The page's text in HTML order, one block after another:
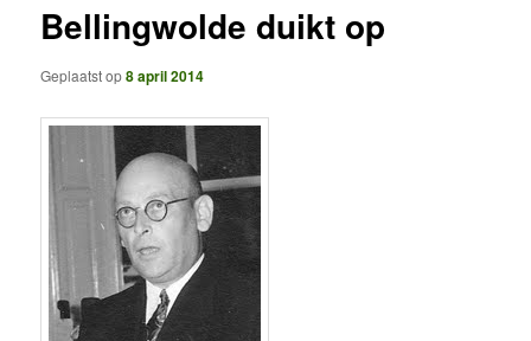
Bellingwolde duikt op
Geplaatst op8 april 2014